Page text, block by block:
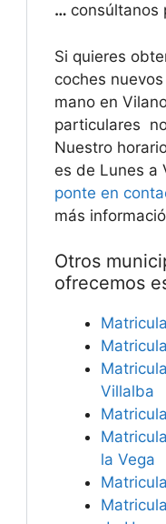
… consúltanos
Si quieres
coches
mano en
particulares
Nuestro
es de Lunes a
ponte en
más
Otros
ofrecemos
Villalba
la Vega